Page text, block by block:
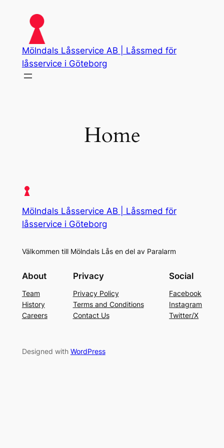
content
Mölndals Låsservice AB | Låssmed för
låsservice i Göteborg
Home
Mölndals Låsservice AB | Låssmed för
låsservice i Göteborg
Välkommen till Mölndals Lås en del av Paralarm
About
Team
History
Careers
Privacy
Privacy Policy
Terms and Conditions
Contact Us
Social
Facebook
Instagram
Twitter/X
Designed with WordPress